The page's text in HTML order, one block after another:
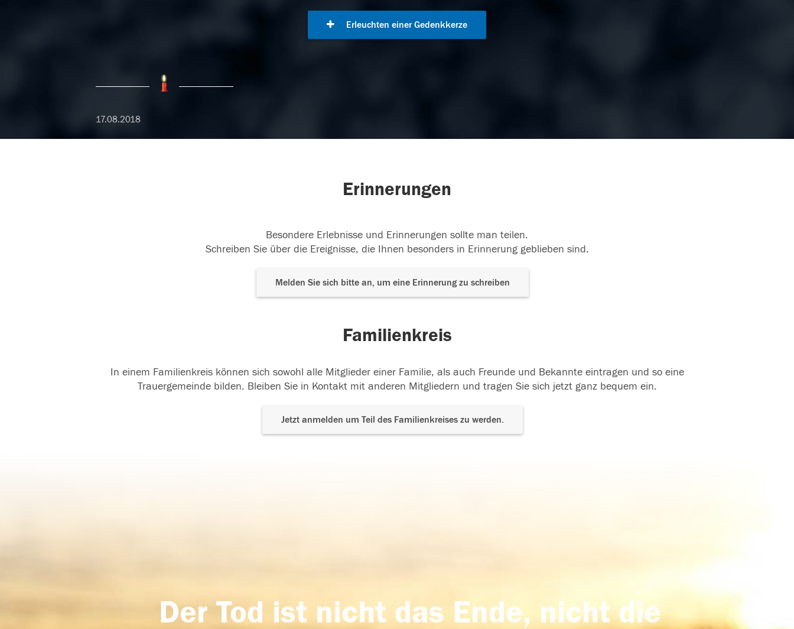
Erleuchten einer Gedenkkerze
17.08.2018
Erinnerungen
Besondere Erlebnisse und Erinnerungen sollte man teilen.
Schreiben Sie über die Ereignisse, die Ihnen besonders in Erinnerung geblieben sind.
Melden Sie sich bitte an, um eine Erinnerung zu schreiben
Familienkreis
In einem Familienkreis können sich sowohl alle Mitglieder einer Familie, als auch Freunde und Bekannte eintragen und so eine
Trauergemeinde bilden. Bleiben Sie in Kontakt mit anderen Mitgliedern und tragen Sie sich jetzt ganz bequem ein.
Jetzt anmelden um Teil des Familienkreises zu werden.
Der Tod ist nicht das Ende, nicht die